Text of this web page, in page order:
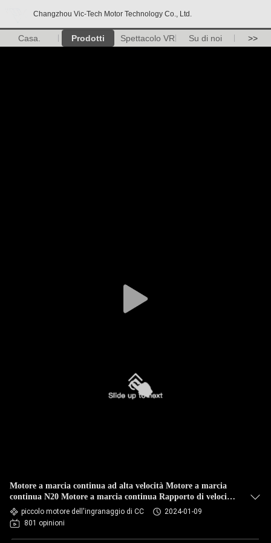
Changzhou Vic-Tech Motor Technology Co., Ltd.
Casa. Prodotti Spettacolo VR Su di noi >>
Motore a marcia continua ad alta velocità Motore a marcia
continua N20 Motore a marcia continua Rapporto di velocità
del motore
piccolo motore dell'ingranaggio di CC
2024-01-09
801 opinioni